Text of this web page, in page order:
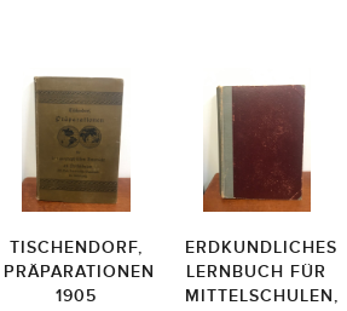
TISCHENDORF,
PRÄPARATIONEN
1905
ERDKUNDLICHES
LERNBUCH FÜR
MITTELSCHULEN,